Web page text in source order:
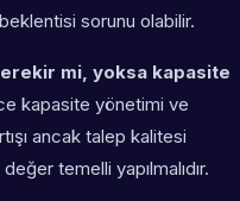
sorunu olabilir.
mi, yoksa kapasite
kapasite yönetimi ve
ancak talep kalitesi
temelli yapılmalıdır.